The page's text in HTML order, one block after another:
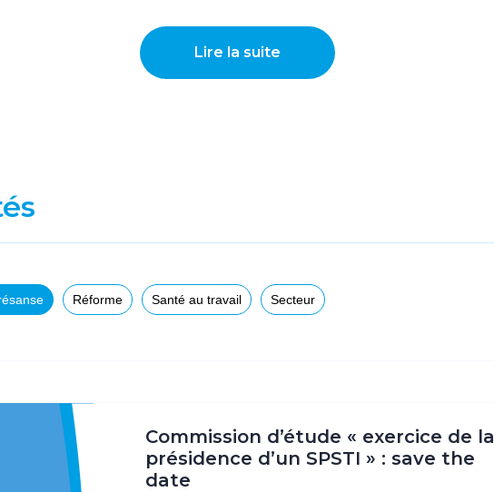
Lire la suite
Réforme Santé au travail Secteur
Commission d’étude « exercice de la
présidence d’un SPSTI » : save the
date